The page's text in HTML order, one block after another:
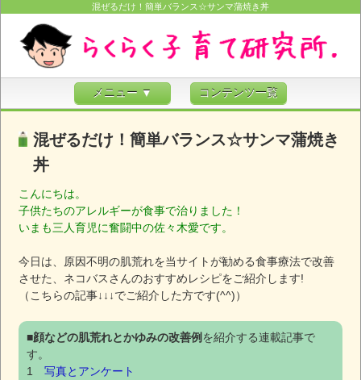
混ぜるだけ！簡単バランス☆サンマ蒲焼き丼
メニュー ▼ コンテンツ一覧
混ぜるだけ！簡単バランス☆サンマ蒲焼き
丼
こんにちは。
子供たちのアレルギーが食事で治りました！
いまも三人育児に奮闘中の佐々木愛です。
今日は、原因不明の肌荒れを当サイトが勧める食事療法で改善
させた、ネコバスさんのおすすめレシピをご紹介します!
（こちらの記事↓↓↓でご紹介した方です(^^)）
■顔などの肌荒れとかゆみの改善例を紹介する連載記事で
す。
1写真とアンケート